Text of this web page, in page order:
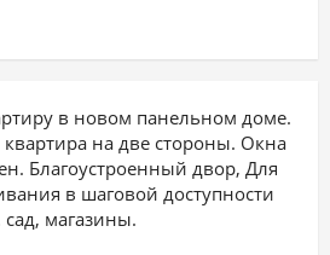
в новом панельном доме.
квартира на две стороны. Окна
Благоустроенный двор, Для
в шаговой доступности
сад, магазины.